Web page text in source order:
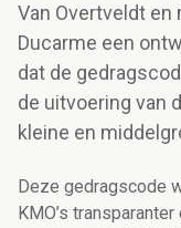
Van Overtveldt en
Ducarme een
dat de
de uitvoering van
kleine en
Deze gedragscode
KMO’s